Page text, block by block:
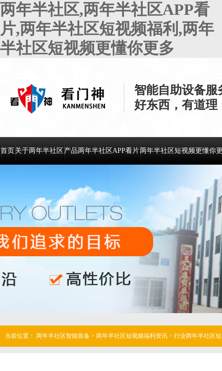
两年半社区,两年半社区APP看
片,两年半社区短视频福利,两年
半社区短视频更懂你更多
智能自助设备服
好东西，有道理
首页关于两年半社区 产品两年半社区APP看片两年半社区短视频更懂你
当前位置： 两年半社区智能装备 > 两年半社区短视频福利资讯 > 行业两年半社区